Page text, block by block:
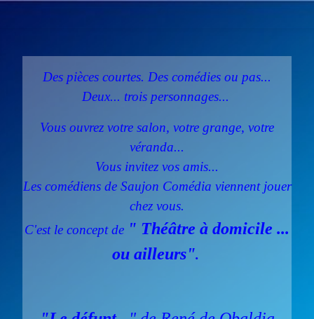
Des pièces courtes. Des comédies ou pas...
Deux... trois personnages...
Vous ouvrez votre salon, votre grange, votre
véranda...
Vous invitez vos amis...
Les comédiens de Saujon Comédia viennent jouer
chez vous.
C'est le concept de " Théâtre à domicile ...
ou ailleurs".